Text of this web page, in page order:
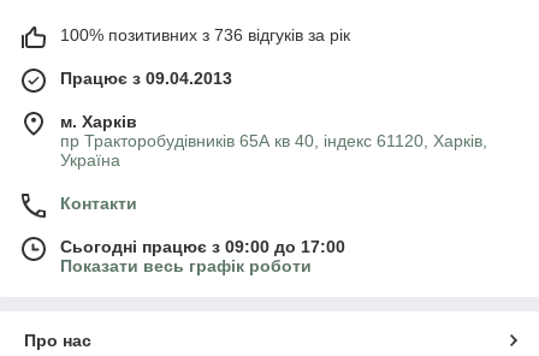
100% позитивних з 736 відгуків за рік
Працює з 09.04.2013
м. Харків
пр Тракторобудівників 65А кв 40, індекс 61120, Харків,
Україна
Контакти
Сьогодні працює з 09:00 до 17:00
Показати весь графік роботи
Про нас